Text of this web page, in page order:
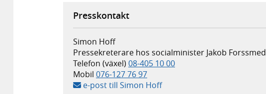
Presskontakt
Simon Hoff
Pressekreterare hos socialminister Jakob Forssmed
Telefon (växel) 08-405 10 00
Mobil 076-127 76 97
e-post till Simon Hoff